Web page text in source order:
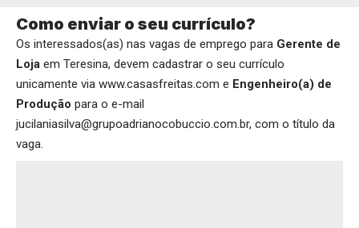
Como enviar o seu currículo?
Os interessados(as) nas vagas de emprego para Gerente de
Loja em Teresina, devem cadastrar o seu currículo
unicamente via www.casasfreitas.com e Engenheiro(a) de
Produção para o e-mail
jucilaniasilva@grupoadrianocobuccio.com.br, com o título da
vaga.